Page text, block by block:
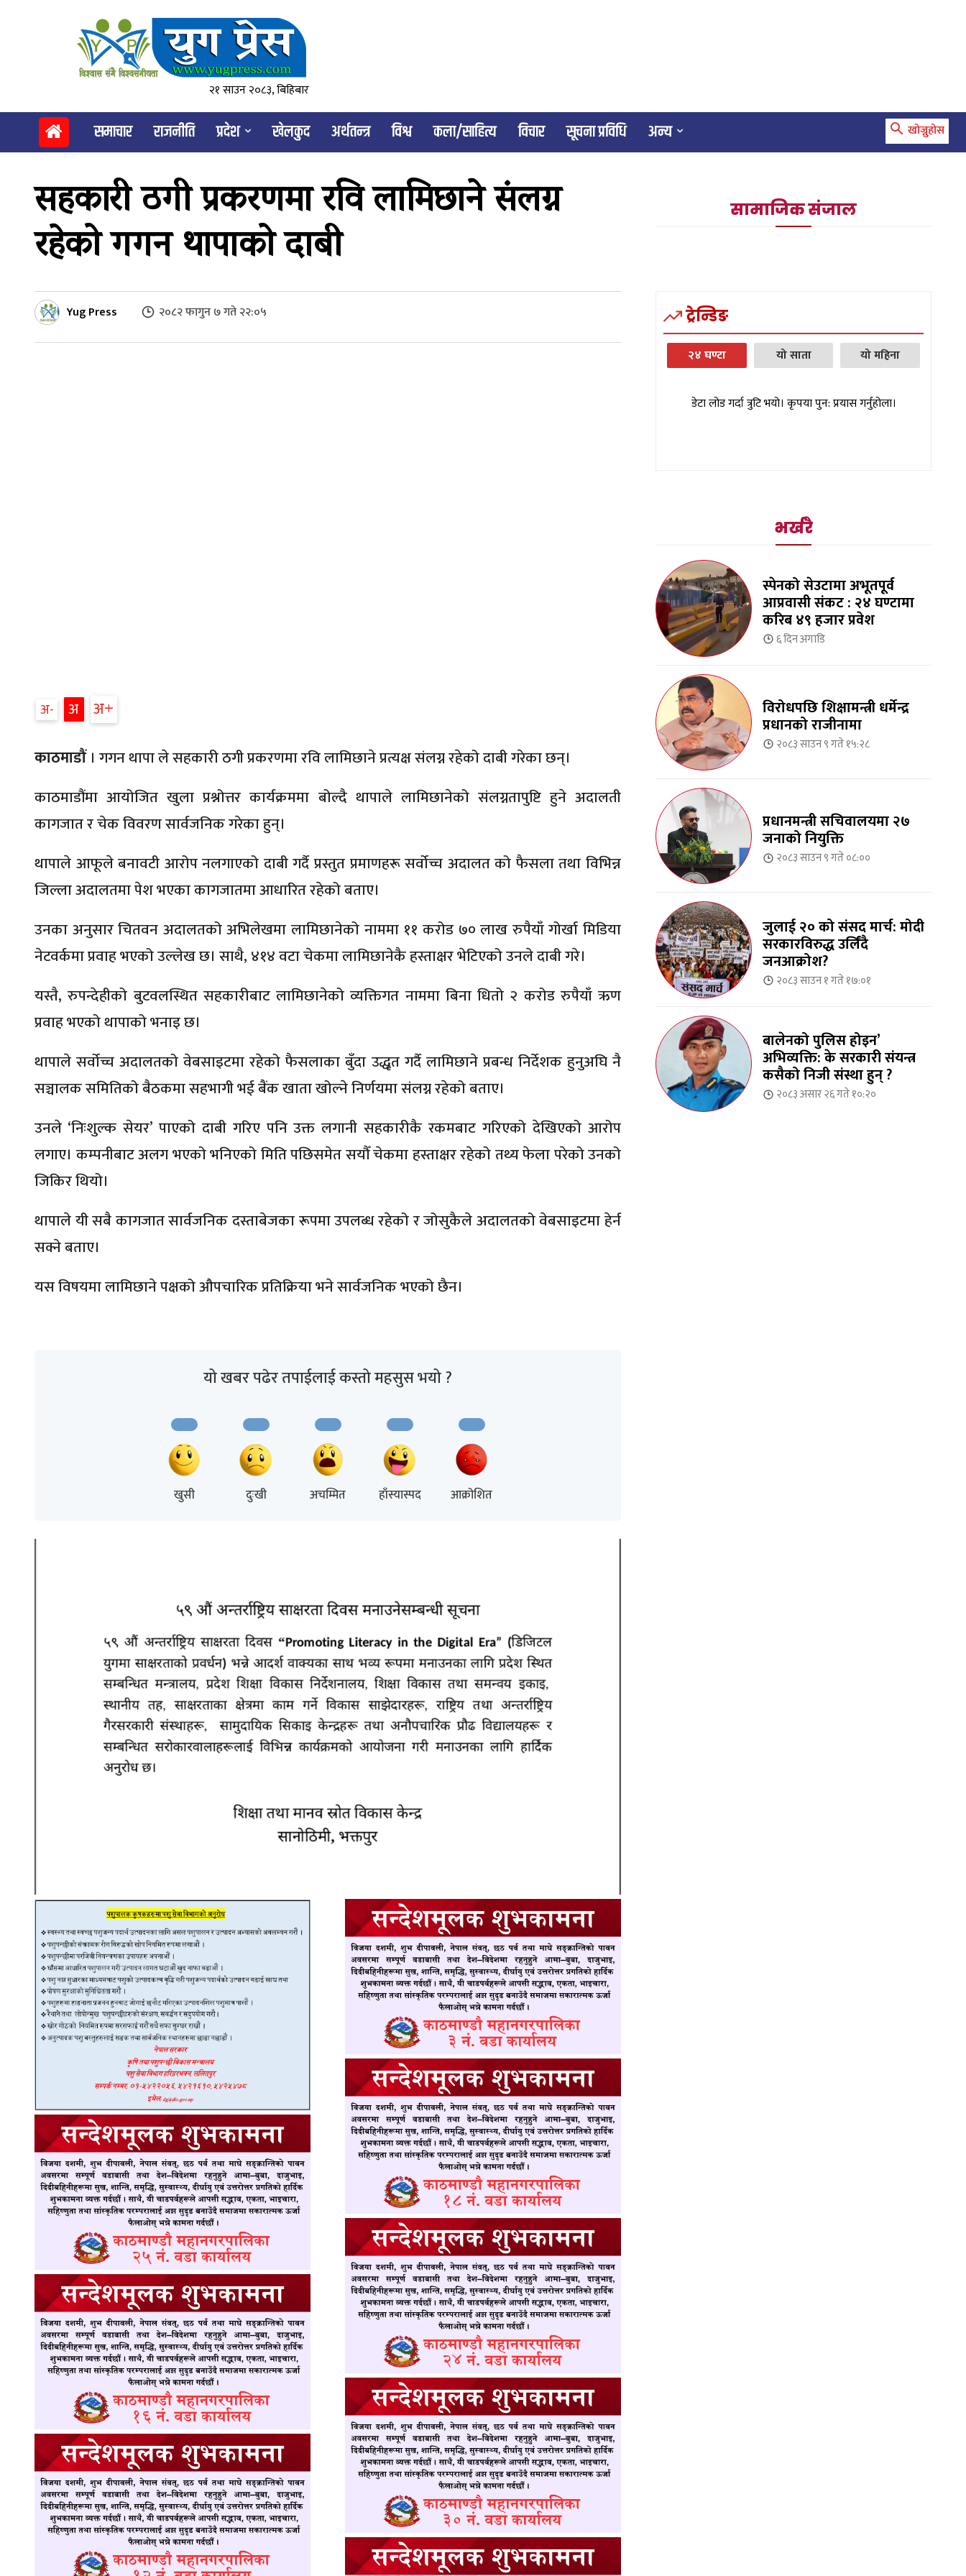
२१ साउन २०८३, बिहिबार
समाचार राजनीति प्रदेश खेलकुद अर्थतन्त्र विश्व कला/साहित्य विचार सूचना प्रविधि अन्य खोज्नुहोस
सहकारी ठगी प्रकरणमा रवि लामिछाने संलग्न
रहेको गगन थापाको दाबी
Yug Press २०८२ फागुन ७ गते २२:०५
अ अ अ
काठमाडौं। गगन थापा ले सहकारी ठगी प्रकरणमा रवि लामिछाने प्रत्यक्ष संलग्न रहेको दाबी गरेका छन्।
काठमाडौंमा आयोजित खुला प्रश्नोत्तर कार्यक्रममा बोल्दै थापाले लामिछानेको संलग्नतापुष्टि हुने अदालती
कागजात र चेक विवरण सार्वजनिक गरेका हुन्।
थापाले आफूले बनावटी आरोप नलगाएको दाबी गर्दै प्रस्तुत प्रमाणहरू सर्वोच्च अदालत को फैसला तथा विभिन्न
जिल्ला अदालतमा पेश भएका कागजातमा आधारित रहेको बताए।
उनका अनुसार चितवन अदालतको अभिलेखमा लामिछानेको नाममा ११ करोड ७० लाख रुपैयाँ गोर्खा मिडिया
नेटवर्कमा प्रवाह भएको उल्लेख छ। साथै, ४१४ वटा चेकमा लामिछानेकै हस्ताक्षर भेटिएको उनले दाबी गरे।
यस्तै, रुपन्देहीको बुटवलस्थित सहकारीबाट लामिछानेको व्यक्तिगत नाममा बिना धितो २ करोड रुपैयाँ ऋण
प्रवाह भएको थापाको भनाइ छ।
थापाले सर्वोच्च अदालतको वेबसाइटमा रहेको फैसलाका बुँदा उद्धृत गर्दै लामिछाने प्रबन्ध निर्देशक हुनुअघि नै
सञ्चालक समितिको बैठकमा सहभागी भई बैंक खाता खोल्ने निर्णयमा संलग्न रहेको बताए।
उनले ‘निःशुल्क सेयर’ पाएको दाबी गरिए पनि उक्त लगानी सहकारीकै रकमबाट गरिएको देखिएको आरोप
लगाए। कम्पनीबाट अलग भएको भनिएको मिति पछिसमेत सयौँ चेकमा हस्ताक्षर रहेको तथ्य फेला परेको उनको
जिकिर थियो।
थापाले यी सबै कागजात सार्वजनिक दस्ताबेजका रूपमा उपलब्ध रहेको र जोसुकैले अदालतको वेबसाइटमा हेर्न
सक्ने बताए।
यस विषयमा लामिछाने पक्षको औपचारिक प्रतिक्रिया भने सार्वजनिक भएको छैन।
यो खबर पढेर तपाईलाई कस्तो महसुस भयो ?
खुसी दुःखी अचम्मित हाँस्यास्पद आक्रोशित
सामाजिक संजाल
ट्रेन्डिङ
२४ घण्टा यो साता यो महिना
डेटा लोड गर्दा त्रुटि भयो। कृपया पुन: प्रयास गर्नुहोला।
भर्खरै
स्पेनको सेउटामा अभूतपूर्व
आप्रवासी संकट : २४ घण्टामा
करिब ४९ हजार प्रवेश
६ दिनअगाडि
विरोधपछि शिक्षामन्त्री धर्मेन्द्र
प्रधानको राजीनामा
२०८३ साउन ९ गते १५:२८
प्रधानमन्त्री सचिवालयमा २७
जनाको नियुक्ति
२०८३ साउन ९ गते ०८:००
जुलाई २० को संसद मार्च: मोदी
सरकारविरुद्ध उर्लिंदै
जनआक्रोश?
२०८३ साउन १ गते १७:०१
बालेनको पुलिस होइन’
अभिव्यक्ति: के सरकारी संयन्त्र
कसैको निजी संस्था हुन् ?
२०८३ असार २६ गते १०:२०